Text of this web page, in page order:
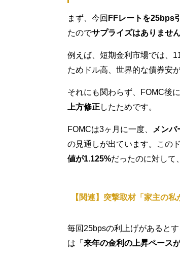
まず、今回 FFレートを25bps
たのでサプライズはありませ
例えば、短期金利市場では、
ためドル高、世界的な債券安
それにも関わらず、FOMC後
上方修正したためです。
FOMCは3ヶ月に一度、 メンバ
の見通しが出ています。この
値が1.125%だったのに対して、
【関連】突撃取材「家主の
毎回25bpsの利上げがあると
は「 来年の金利の上昇ペース